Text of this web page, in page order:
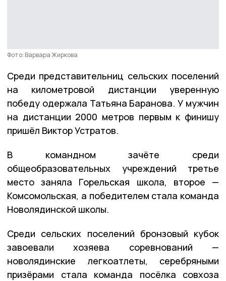
Фото: Варвара Жиркова
Среди представительниц сельских поселений
на километровой дистанции уверенную
победу одержала Татьяна Баранова. У мужчин
на дистанции 2000 метров первым к финишу
пришёл Виктор Устратов.
В командном зачёте среди
общеобразовательных учреждений третье
место заняла Горельская школа, второе —
Комсомольская, а победителем стала команда
Новолядинской школы.
Среди сельских поселений бронзовый кубок
завоевали хозяева соревнований —
новолядинские легкоатлеты, серебряными
призёрами стала команда посёлка совхоза